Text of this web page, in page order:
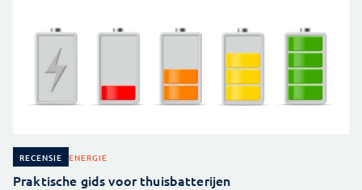
RECENSIE ENERGIE
Praktische gids voor thuisbatterijen